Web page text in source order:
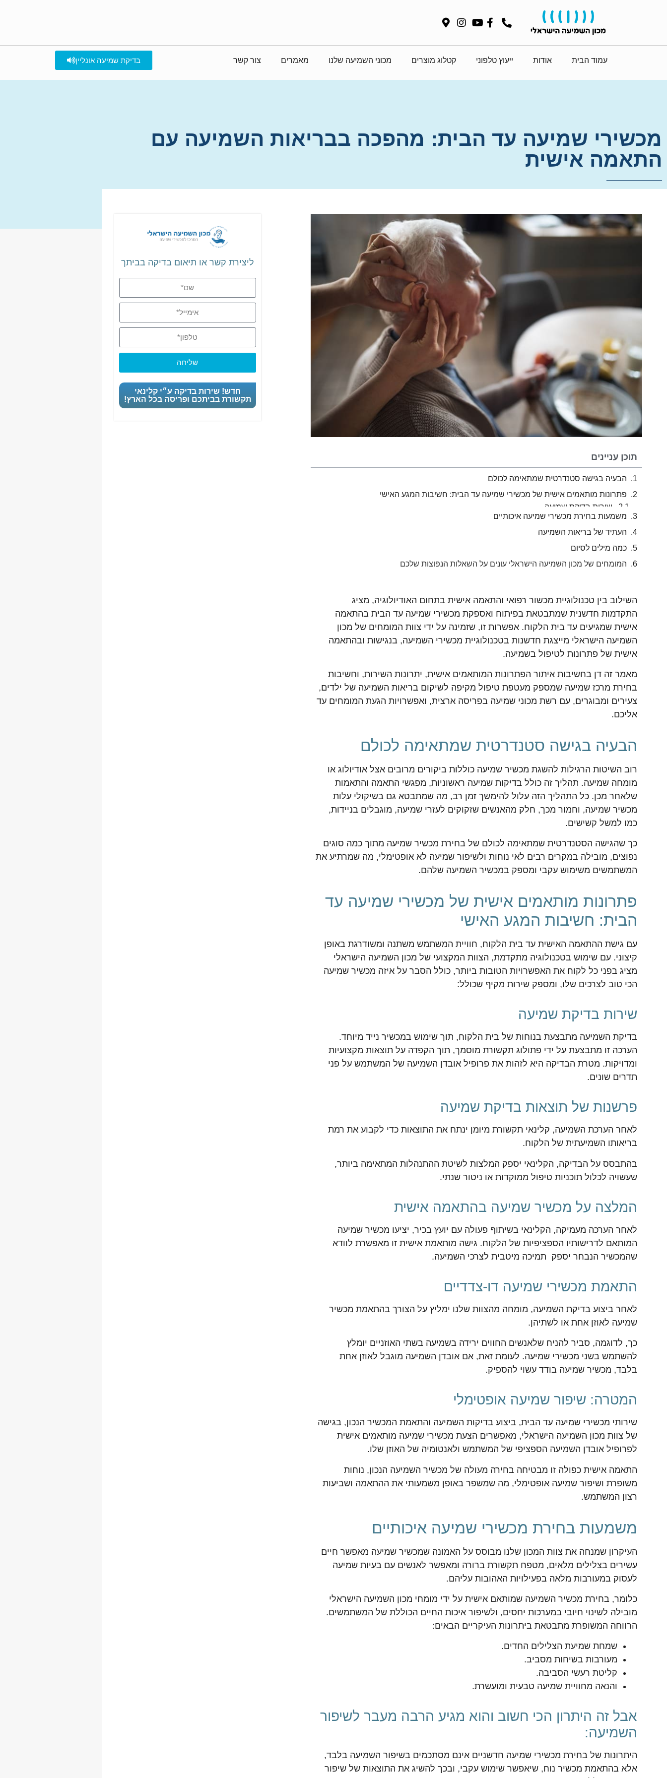
עמוד הבית אודות ייעוץ טלפוני קטלוג מוצרים מכוני השמיעה שלנו מאמרים צור קשר בדיקת שמיעה אונליין
מכשירי שמיעה עד הבית: מהפכה בבריאות השמיעה עם
התאמה אישית
תוכן עניינים
הבעיה בגישה סטנדרטית שמתאימה לכולם
פתרונות מותאמים אישית של מכשירי שמיעה עד הבית: חשיבות המגע האישי
השילוב בין טכנולוגיית מכשור רפואי והתאמה אישית בתחום האודיולוגיה, מציג
התקדמות חדשנית שמתבטאת בפיתוח ואספקת מכשירי שמיעה עד הבית בהתאמה
אישית שמגיעים עד בית הלקוח. אפשרות זו, שזמינה על ידי צוות המומחים של מכון
השמיעה הישראלי מייצגת חדשנות בטכנולוגיית מכשירי השמיעה, בנגישות ובהתאמה
אישית של פתרונות לטיפול בשמיעה.
בחירת מרכז שמיעה שמספק מעטפת טיפול מקיפה לשיקום בריאות השמיעה של ילדים,
צעירים ומבוגרים, עם רשת מכוני שמיעה בפריסה ארצית, ואפשרויות הגעת המומחים עד
אליכם.
הבעיה בגישה סטנדרטית שמתאימה לכולם
רוב השיטות הרגילות להשגת מכשיר שמיעה כוללות ביקורים מרובים אצל אודיולוג או
מומחה שמיעה. תהליך זה כולל בדיקות שמיעה ראשוניות, מפגשי התאמה והתאמות
שלאחר מכן. כל התהליך הזה עלול להימשך זמן רב, מה שמתבטא גם בשיקולי עלות
מכשיר שמיעה, וחמור מכך, חלק מהאנשים שזקוקים לעזרי שמיעה, מוגבלים בניידות,
כמו למשל קשישים.
כך שהגישה הסטנדרטית שמתאימה לכולם של בחירת מכשיר שמיעה מתוך כמה סוגים
נפוצים, מובילה במקרים רבים לאי נוחות ולשיפור שמיעה לא אופטימלי, מה שמרתיע את
המשתמשים משימוש עקבי ומספק במכשיר השמיעה שלהם.
פתרונות מותאמים אישית של מכשירי שמיעה עד
הבית: חשיבות המגע האישי
עם גישת ההתאמה האישית עד בית הלקוח, חוויית המשתמש משתנה ומשודרגת באופן
קיצוני. עם שימוש בטכנולוגיה מתקדמת, הצוות המקצועי של מכון השמיעה הישראלי
מציג בפני כל לקוח את האפשרויות הטובות ביותר, כולל הסבר על איזה מכשיר שמיעה
הכי טוב לצרכים שלו, ומספק שירות מקיף שכולל:
שירות בדיקת שמיעה
בדיקת השמיעה מתבצעת בנוחות של בית הלקוח, תוך שימוש במכשיר נייד מיוחד.
הערכה זו מתבצעת על ידי פתולוג תקשורת מוסמך, תוך הקפדה על תוצאות מקצועיות
ומדויקות. מטרת הבדיקה היא לזהות את פרופיל אובדן השמיעה של המשתמש על פני
פרשנות של תוצאות בדיקת שמיעה
לאחר הערכת השמיעה, קלינאי תקשורת מיומן ינתח את התוצאות כדי לקבוע את רמת
בריאותו השמיעתית של הלקוח.
בהתבסס על הבדיקה, הקלינאי יספק המלצות לשיטת ההתנהלות המתאימה ביותר,
שעשויה לכלול תוכניות טיפול ממוקדות או ניטור שנתי.
המלצה על מכשיר שמיעה בהתאמה אישית
לאחר הערכה מעמיקה, הקלינאי בשיתוף פעולה עם יועץ בכיר, יציעו מכשיר שמיעה
המותאם לדרישותיו הספציפיות של הלקוח. גישה מותאמת אישית זו מאפשרת לוודא
שהמכשיר הנבחר יספק תמיכה מיטבית לצרכי השמיעה.
התאמת מכשירי שמיעה דו-צדדיים
לאחר ביצוע בדיקת השמיעה, מומחה מהצוות שלנו ימליץ על הצורך בהתאמת מכשיר
שמיעה לאוזן אחת או לשתיהן.
כך, לדוגמה, סביר להניח שלאנשים החווים ירידה בשמיעה בשתי האוזניים יומלץ
להשתמש בשני מכשירי שמיעה. לעומת זאת, אם אובדן השמיעה מוגבל לאוזן אחת
בלבד, מכשיר שמיעה בודד עשוי להספיק.
המטרה: שיפור שמיעה אופטימלי
של צוות מכון השמיעה הישראלי, מאפשרים הצעת מכשירי שמיעה מותאמים אישית
לפרופיל אובדן השמיעה הספציפי של המשתמש ולאנטומיה של האוזן שלו.
התאמה אישית כפולה זו מבטיחה בחירה מעולה של מכשיר השמיעה הנכון, נוחות
משופרת ושיפור שמיעה אופטימלי, מה שמשפר באופן משמעותי את ההתאמה ושביעות
משמעות בחירת מכשירי שמיעה איכותיים
העיקרון שמנחה את צוות המכון שלנו מבוסס על האמונה שמכשיר שמיעה מאפשר חיים
עשירים בצלילים מלאים, מטפח תקשורת ברורה ומאפשר לאנשים עם בעיות שמיעה
לעסוק במעורבות מלאה בפעילויות האהובות עליהם.
כלומר, בחירת מכשיר השמיעה שמותאם אישית על ידי מומחי מכון השמיעה הישראלי
מובילה לשינוי חיובי במערכות יחסים, ולשיפור איכות החיים הכוללת של המשתמשים.
שמחת שמיעת הצלילים החדים.
קליטת רעשי הסביבה.
והנאה מחוויית שמיעה טבעית ומועשרת.
אבל זה היתרון הכי חשוב והוא מגיע הרבה מעבר לשיפור
השמיעה:
היתרונות של בחירת מכשירי שמיעה חדשניים אינם מסתכמים בשיפור השמיעה בלבד,
אלא בהתאמת מכשיר נוח, שיאפשר שימוש עקבי, ובכך להשיג את התוצאות של שיפור
ליצירת קשר או תיאום בדיקה בביתך
שליחה
חדש! שירות בדיקה ע״י קלינאי
תקשורת בביתכם ופריסה בכל הארץ!